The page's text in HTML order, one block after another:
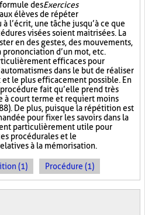
desExercices
élèves de répéter
l’écrit, une tâche jusqu’à ce que
visées soient maitrisées. La
en des gestes, des mouvements,
prononciation d’un mot, etc.
efficaces pour
dans le but de réaliser
le plus efficacement possible. En
fait qu’elle prend très
à court terme et requiert moins
De plus, puisque la répétition est
pour fixer les savoirs dans la
particulièrement utile pour
procédurales et le
à la mémorisation.
(1) Procédure (1)